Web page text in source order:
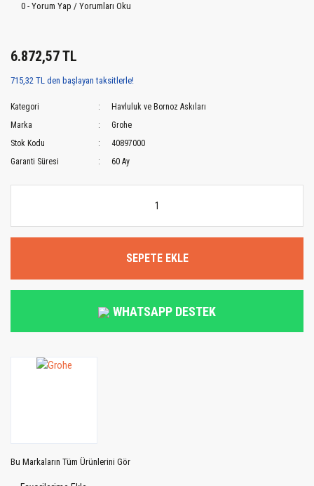
0 - Yorum Yap / Yorumları Oku
6.872,57 TL
715,32 TL den başlayan taksitlerle!
Kategori
Havluluk ve Bornoz Askıları
Marka
Grohe
Stok Kodu
40897000
Garanti Süresi
60 Ay
SEPETE EKLE
WHATSAPP DESTEK
Bu Markaların Tüm Ürünlerini Gör